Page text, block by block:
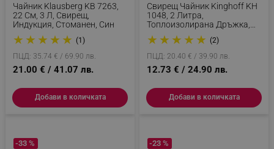
Чайник Klausberg KB 7263,
22 См, 3 Л, Свирещ,
Индукция, Стоманен, Син
★ ★ ★ ★ ★ (1)
ПЦД: 35.74 € / 69.90 лв.
21.00 € / 41.07 лв.
Добави в количката
Свирещ Чайник Kinghoff KH
1048, 2 Литра,
Топлоизолирана Дръжка,
Подходящ За Индукция,
Неръждаема Стомана,
Черен На Бели Точки
★ ★ ★ ★ ★ (2)
ПЦД: 20.40 € / 39.90 лв.
12.73 € / 24.90 лв.
Добави в количката
-33 % -23 %